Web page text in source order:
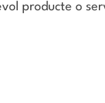
producte o